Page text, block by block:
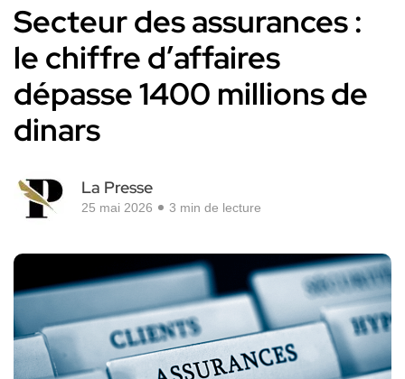
Secteur des assurances :
le chiffre d’affaires
dépasse 1400 millions de
dinars
La Presse
25 mai 2026 3 min de lecture